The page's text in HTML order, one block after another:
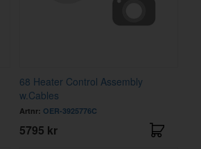
68 Heater Control Assembly
w.Cables
Artnr: OER-3925776C
5795 kr